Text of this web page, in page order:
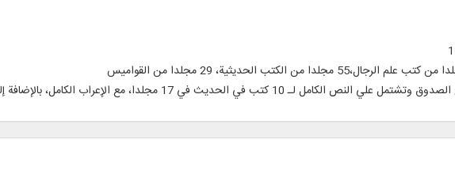
10 كتب في الحديث في 17 مجلدا، مع الإِعراب الكامل، بالإضافة إلي 29 مجلدا من قواميس